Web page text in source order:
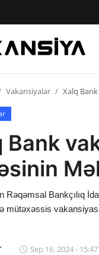
Vakansiyalar Xalq
Bank
Rəqəmsal Bankçılıq
mütəxəssis
Sep 16, 2024 - 15:47